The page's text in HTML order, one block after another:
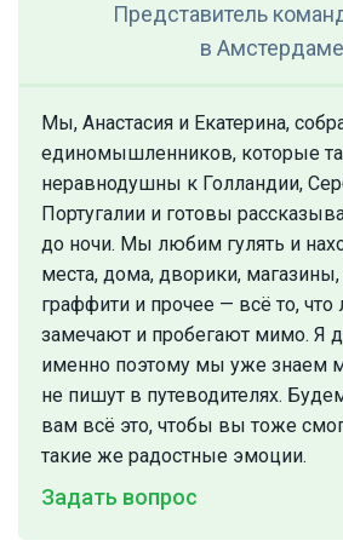
Представитель
в Амстердаме
Мы, Анастасия и Екатерина,
единомышленников, которые
неравнодушны к Голландии,
Португалии и готовы
до ночи. Мы любим гулять и
места, дома, дворики,
граффити и прочее — всё то,
замечают и пробегают мимо. Я
именно поэтому мы уже знаем
не пишут в путеводителях.
вам всё это, чтобы вы тоже
такие же радостные эмоции.
Задать вопрос